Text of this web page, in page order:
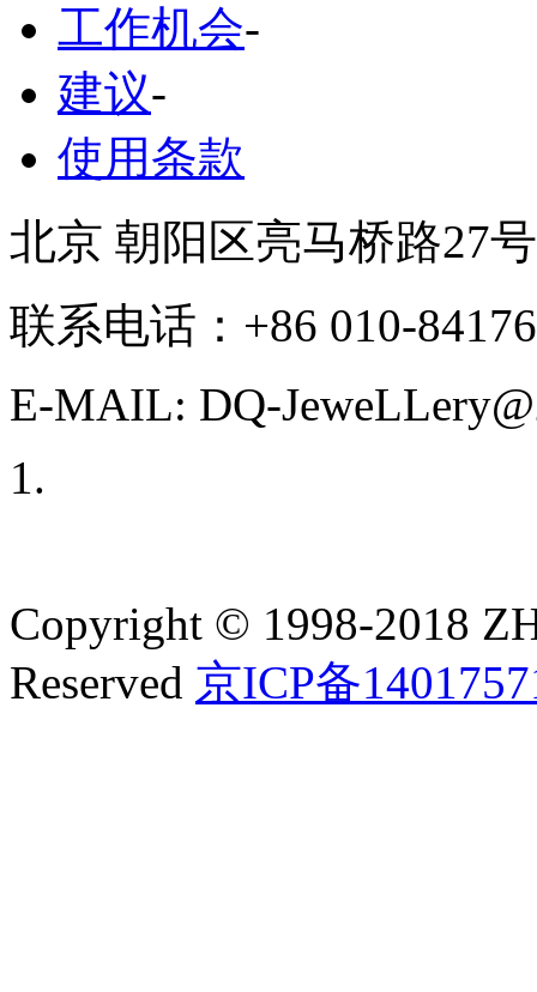
工作机会-
建议-
使用条款
北京 朝阳区亮马桥路27
联系电话：+86 010-
E-MAIL: DQ-
Copyright © 1998-2018
Reserved 京ICP备